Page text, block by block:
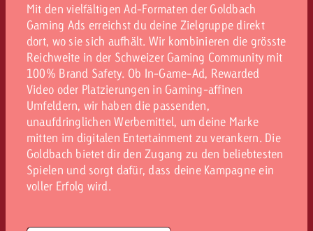
Mit den vielfältigen Ad-Formaten der Goldbach
Gaming Ads erreichst du deine Zielgruppe direkt
dort, wo sie sich aufhält. Wir kombinieren die grösste
Reichweite in der Schweizer Gaming Community mit
100% Brand Safety. Ob In-Game-Ad, Rewarded
Video oder Platzierungen in Gaming-affinen
Umfeldern, wir haben die passenden,
unaufdringlichen Werbemittel, um deine Marke
mitten im digitalen Entertainment zu verankern. Die
Goldbach bietet dir den Zugang zu den beliebtesten
Spielen und sorgt dafür, dass deine Kampagne ein
voller Erfolg wird.